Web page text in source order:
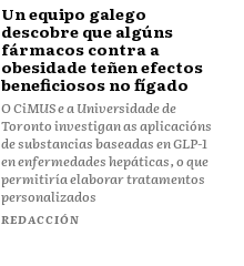
Un equipo galego
descobre que algúns
fármacos contra a
obesidade teñen efectos
beneficiosos no fígado
O CiMUS e a Universidade de
Toronto investigan as aplicacións
de substancias baseadas en GLP-1
en enfermedades hepáticas, o que
permitiría elaborar tratamentos
personalizados
REDACCIÓN